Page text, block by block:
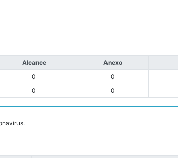
Alcance Anexo
0 0
0 0